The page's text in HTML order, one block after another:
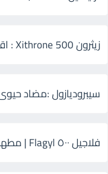
زيثرون 500 Xithrone : اقراص مضاد حيوى للالتهابات
سيبروديازول :مضاد
فلاجيل ٥٠٠ Flagyl | مطهر معوي أقراص وشراب